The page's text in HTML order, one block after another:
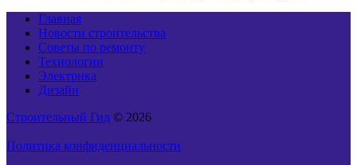
Главная
Новости строительства
Советы по ремонту
Технологии
Электрика
Дизайн
Строительный Гид © 2026
Политика конфиденциальности